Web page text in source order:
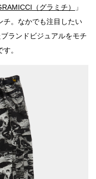
（グラミチ）
」
チ。なかでも注目したい
ランドビジュアルをモチ
。